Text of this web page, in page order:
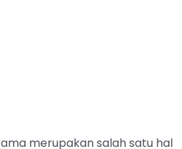
merupakan salah satu hal